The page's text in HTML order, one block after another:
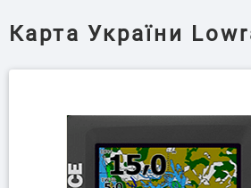
Карта України